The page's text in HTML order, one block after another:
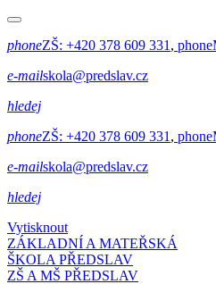
phoneZŠ: +420 378 609 331 , phone
e-mailskola@predslav.cz
hledej
phoneZŠ: +420 378 609 331 , phone
e-mailskola@predslav.cz
hledej
Vytisknout
ZÁKLADNÍ A MATEŘSKÁ
ŠKOLA PŘEDSLAV
ZŠ A MŠ PŘEDSLAV